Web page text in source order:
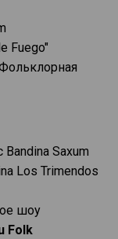
Fuego"
Saxum
Los Trimendos
шоу
Folk